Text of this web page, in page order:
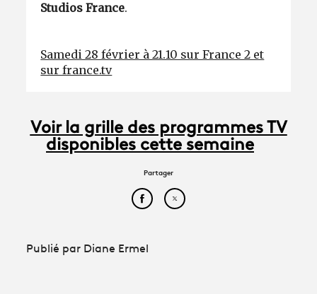
Studios France.
Samedi 28 février à 21.10 sur France 2 et
sur france.tv
Voir la grille des programmes TV
disponibles cette semaine
Partager
Partager cet article sur
Partager cet article sur
Publié par Diane Ermel